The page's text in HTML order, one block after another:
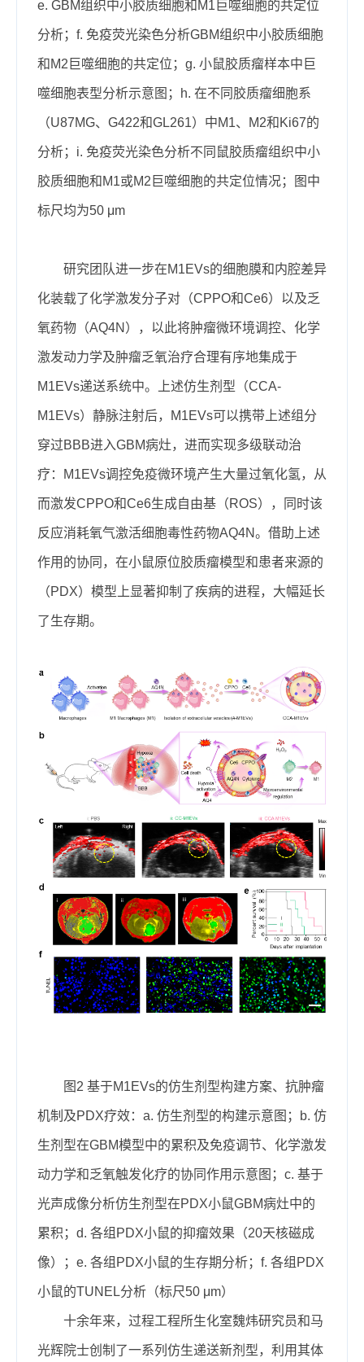
e. GBM组织中小胶质细胞和M1巨噬细胞的共定位
分析；f. 免疫荧光染色分析GBM组织中小胶质细胞
和M2巨噬细胞的共定位；g. 小鼠胶质瘤样本中巨
噬细胞表型分析示意图；h. 在不同胶质瘤细胞系
（U87MG、G422和GL261）中M1、M2和Ki67的
分析；i. 免疫荧光染色分析不同鼠胶质瘤组织中小
胶质细胞和M1或M2巨噬细胞的共定位情况；图中
标尺均为50 μm
研究团队进一步在M1EVs的细胞膜和内腔差异
化装载了化学激发分子对（CPPO和Ce6）以及乏
氧药物（AQ4N），以此将肿瘤微环境调控、化学
激发动力学及肿瘤乏氧治疗合理有序地集成于
M1EVs递送系统中。上述仿生剂型（CCA-
M1EVs）静脉注射后，M1EVs可以携带上述组分
穿过BBB进入GBM病灶，进而实现多级联动治
疗：M1EVs调控免疫微环境产生大量过氧化氢，从
而激发CPPO和Ce6生成自由基（ROS），同时该
反应消耗氧气激活细胞毒性药物AQ4N。借助上述
作用的协同，在小鼠原位胶质瘤模型和患者来源的
（PDX）模型上显著抑制了疾病的进程，大幅延长
了生存期。
图2 基于M1EVs的仿生剂型构建方案、抗肿瘤
机制及PDX疗效：a. 仿生剂型的构建示意图；b. 仿
生剂型在GBM模型中的累积及免疫调节、化学激发
动力学和乏氧触发化疗的协同作用示意图；c. 基于
光声成像分析仿生剂型在PDX小鼠GBM病灶中的
累积；d. 各组PDX小鼠的抑瘤效果（20天核磁成
像）；e. 各组PDX小鼠的生存期分析；f. 各组PDX
小鼠的TUNEL分析（标尺50 μm）
十余年来，过程工程所生化室魏炜研究员和马
光辉院士创制了一系列仿生递送新剂型，利用其体